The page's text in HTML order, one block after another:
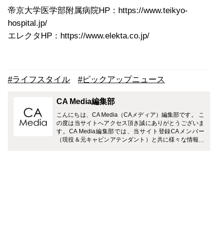
帝京大学医学部附属病院HP：https://www.teikyo-
hospital.jp/
エレクタHP：https://www.elekta.co.jp/
#ライフスタイル #ピックアップニュース
CA Media編集部
こんにちは、CA Media（CAメディア）編集部です。 こ
の度は当サイトへアクセス頂き誠にありがとうございま
す。CA Media編集部では、当サイト登録CAメンバー
（現役＆元キャビンアテンダント）と共に様々な情報を